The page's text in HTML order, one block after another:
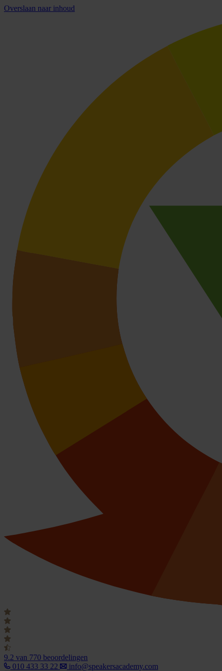
Overslaan naar inhoud
9.2 van 770 beoordelingen
010 433 33 22
info@speakersacademy.com